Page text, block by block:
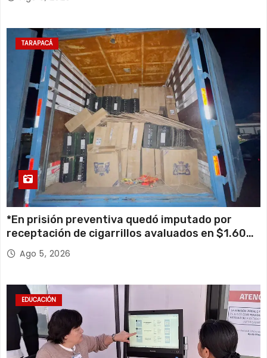
TARAPACÁ
*En prisión preventiva quedó imputado por
receptación de cigarrillos avaluados en $1.600
millones*
Ago 5, 2026
EDUCACIÓN